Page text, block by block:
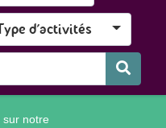
d'activités
sur notre